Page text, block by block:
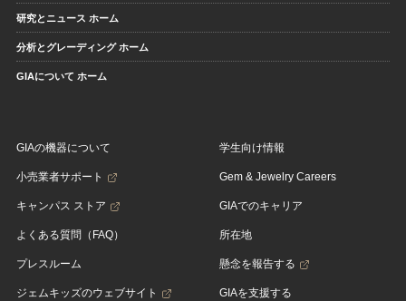
研究とニュース ホーム
分析とグレーディング ホーム
GIAについて ホーム
GIAの機器について
小売業者サポート
キャンパス ストア
よくある質問（FAQ）
プレスルーム
ジェムキッズのウェブサイト
学生向け情報
Gem & Jewelry Careers
GIAでのキャリア
所在地
懸念を報告する
GIAを支援する